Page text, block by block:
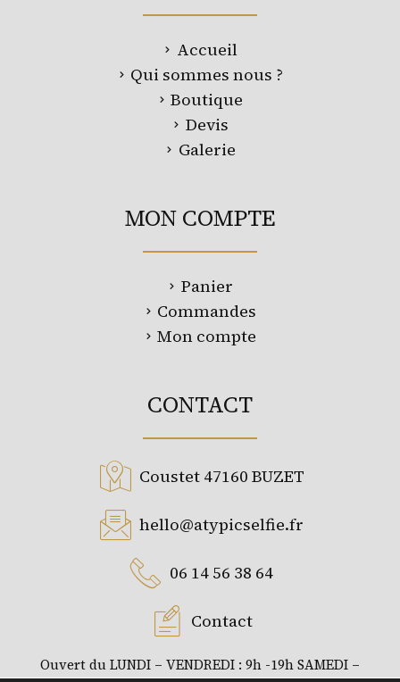
Accueil
Qui sommes nous ?
Boutique
Devis
Galerie
MON COMPTE
Panier
Commandes
Mon compte
CONTACT
Coustet 47160 BUZET
hello@atypicselfie.fr​
06 14 56 38 64
Contact
Ouvert du LUNDI – VENDREDI : 9h -19h SAMEDI –